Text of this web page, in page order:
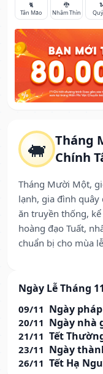
🐖 Tháng
Chính
Tháng Mười Một,
lạnh, gia đình
ăn truyền thống,
hoàng đạo Tuất,
chuẩn bị cho mùa
Ngày Lễ Tháng 11
09/11 Ngày
20/11 Ngày nhà
21/11 Tết
23/11 Ngày
26/11 Tết Hạ
🐈
Tân Mão
🐉
Nhâm Thìn